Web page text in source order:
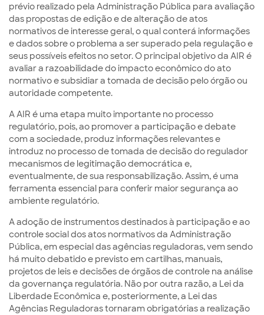
prévio realizado pela Administração Pública para avaliação
das propostas de edição e de alteração de atos
normativos de interesse geral, o qual conterá informações
e dados sobre o problema a ser superado pela regulação e
seus possíveis efeitos no setor. O principal objetivo da AIR é
avaliar a razoabilidade do impacto econômico do ato
normativo e subsidiar a tomada de decisão pelo órgão ou
autoridade competente.
A AIR é uma etapa muito importante no processo
regulatório, pois, ao promover a participação e debate
com a sociedade, produz informações relevantes e
introduz no processo de tomada de decisão do regulador
mecanismos de legitimação democrática e,
eventualmente, de sua responsabilização. Assim, é uma
ferramenta essencial para conferir maior segurança ao
ambiente regulatório.
A adoção de instrumentos destinados à participação e ao
controle social dos atos normativos da Administração
Pública, em especial das agências reguladoras, vem sendo
há muito debatido e previsto em cartilhas, manuais,
projetos de leis e decisões de órgãos de controle na análise
da governança regulatória. Não por outra razão, a Lei da
Liberdade Econômica e, posteriormente, a Lei das
Agências Reguladoras tornaram obrigatórias a realização